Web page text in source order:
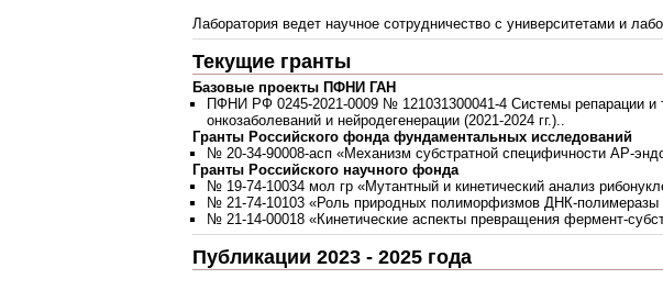
Лаборатория ведет научное сотрудничество с университетами и
Текущие гранты
Базовые проекты ПФНИ ГАН
ПФНИ РФ 0245-2021-0009 № 121031300041-4 Cистемы репарации и
онкозаболеваний и нейродегенерации (2021-2024 гг.)..
Гранты Российского фонда фундаментальных исследований
№ 20-34-90008-асп «Механизм субстратной специфичности АР-
Гранты Российского научного фонда
№ 19-74-10034 мол гр «Мутантный и кинетический анализ
№ 21-74-10103 «Роль природных полиморфизмов ДНК-полимеразы
№ 21-14-00018 «Кинетические аспекты превращения фермент-
Публикации 2023 - 2025 года